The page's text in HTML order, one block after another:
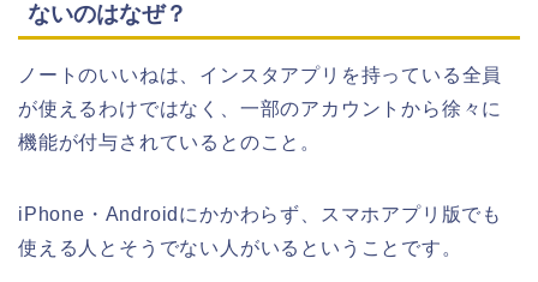
ないのはなぜ？
ノートのいいねは、インスタアプリを持っている全員
が使えるわけではなく、一部のアカウントから徐々に
機能が付与されているとのこと。
iPhone・Androidにかかわらず、スマホアプリ版でも
使える人とそうでない人がいるということです。